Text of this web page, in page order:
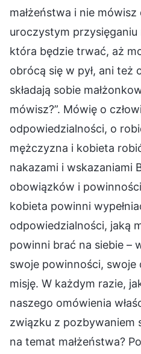
małżeństwa i nie
uroczystym przysięganiu
która będzie trwać, aż
obrócą się w pył, ani też
składają sobie
mówisz?”. Mówię o
odpowiedzialności, o
mężczyzna i kobieta
nakazami i wskazaniami
obowiązków i
kobieta powinni
odpowiedzialności, jaką
powinni brać na siebie –
swoje powinności, swoje
misję. W każdym razie,
naszego omówienia
związku z pozbywaniem
na temat małżeństwa?